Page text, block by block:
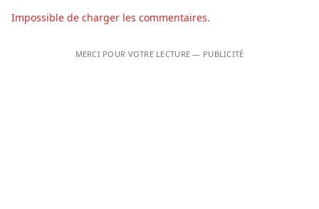
Impossible de charger les commentaires.
MERCI POUR VOTRE LECTURE — PUBLICITÉ